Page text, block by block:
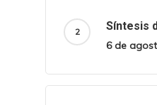
Síntesis
6 de